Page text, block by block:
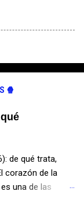
🍿
de qué trata,
corazón de la
una de las